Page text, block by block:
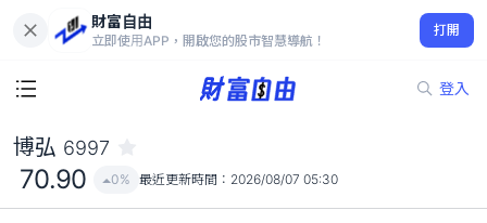
財富自由
立即使用APP，開啟您的股市智慧導航！
打開
登入
70.90
0%
博弘 6997
70.90 0% 最近更新時間： 2026/08/07 05:30